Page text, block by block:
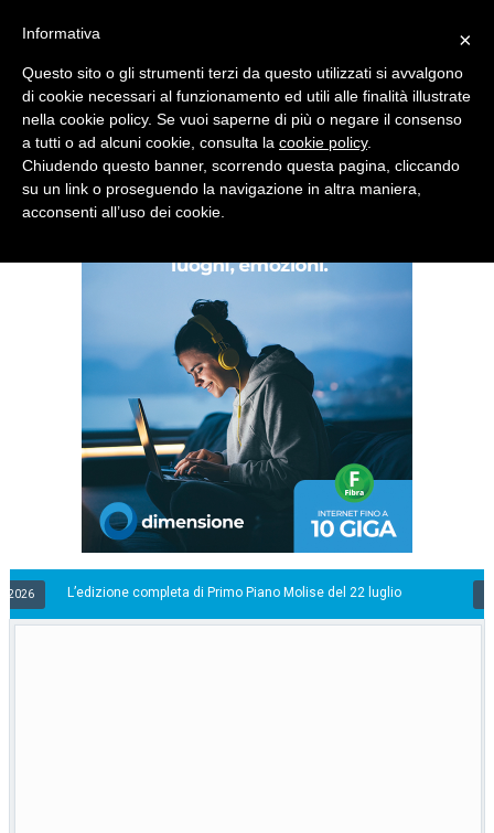
Quotidiano d'informazione distribuito in Molise con
completa di Primo Piano Molise del 22 luglio 22/07/2026
×
Informativa
Questo sito o gli strumenti terzi da questo utilizzati si avvalgono
di cookie necessari al funzionamento ed utili alle finalità illustrate
nella cookie policy. Se vuoi saperne di più o negare il consenso
a tutti o ad alcuni cookie, consulta la cookie policy.
Chiudendo questo banner, scorrendo questa pagina, cliccando
su un link o proseguendo la navigazione in altra maniera,
acconsenti all’uso dei cookie.